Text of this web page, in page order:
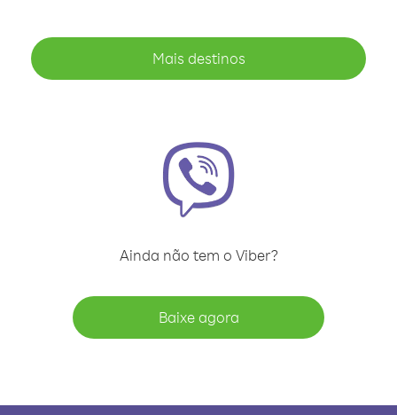
Mais destinos
Ainda não tem o Viber?
Baixe agora